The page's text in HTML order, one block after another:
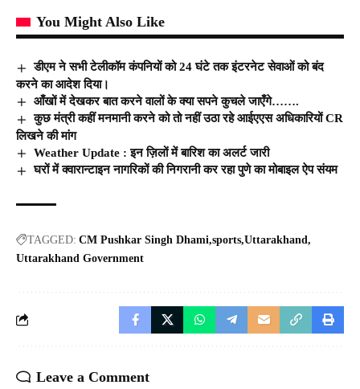
You Might Also Like
डीएम ने सभी टेलीकॉम कंपनियों को 24 घंटे तक इंटरनेट सेवाओं को बंद
करने का आदेश दिया।
आँखों में देखकर बात करने वालों के क्या सपने कुचले जाएँगे…….
कुछ मंत्री कहीं मनमानी करने को तो नहीं उठा रहे आईएएस अधिकारियों CR
लिखने की मांग
Weather Update : इन ज़िलों में बारिश का अलर्ट जारी
घरों में क्वारान्टाइन नागरिकों की निगरानी कर रहा पुणे का मोबाइल ऐप संयम
TAGGED: CM Pushkar Singh Dhami sports Uttarakhand
Uttarakhand Government
Leave a Comment